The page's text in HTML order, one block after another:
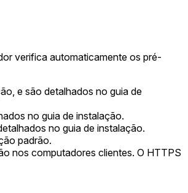
verifica automaticamente os pré-
e são detalhados no guia de
no guia de instalação.
no guia de instalação.
padrão.
nos computadores clientes. O HTTPS